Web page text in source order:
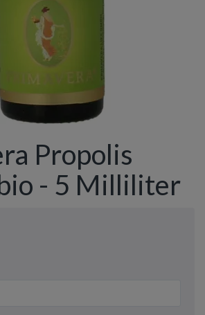
Propolis
- 5 Milliliter